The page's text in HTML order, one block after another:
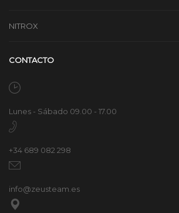
NITROX
CONTACTO
Lunes - Sábado 09.00 - 17.00
+34 689 082 298
info@zeusteam.es